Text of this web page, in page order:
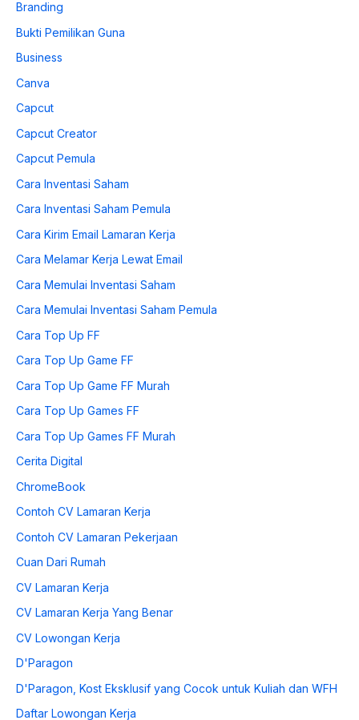
Branding
Bukti Pemilikan Guna
Business
Canva
Capcut
Capcut Creator
Capcut Pemula
Cara Inventasi Saham
Cara Inventasi Saham Pemula
Cara Kirim Email Lamaran Kerja
Cara Melamar Kerja Lewat Email
Cara Memulai Inventasi Saham
Cara Memulai Inventasi Saham Pemula
Cara Top Up FF
Cara Top Up Game FF
Cara Top Up Game FF Murah
Cara Top Up Games FF
Cara Top Up Games FF Murah
Cerita Digital
ChromeBook
Contoh CV Lamaran Kerja
Contoh CV Lamaran Pekerjaan
Cuan Dari Rumah
CV Lamaran Kerja
CV Lamaran Kerja Yang Benar
CV Lowongan Kerja
D'Paragon
D'Paragon, Kost Eksklusif yang Cocok untuk Kuliah dan WFH
Daftar Lowongan Kerja